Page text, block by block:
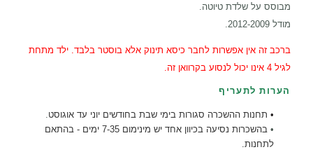
מבוסס על שלדת טיוטה.
מודל 2012-2009.
ברכב זה אין אפשרות לחבר כיסא תינוק אלא בוסטר בלבד. ילד מתחת
לגיל 4 אינו יכול לנסוע בקרוואן זה.
הערות לתעריף
• תחנות ההשכרה סגורות בימי שבת בחודשים יוני עד אוגוסט
•
בהשכרות נסיעה בכיוון אחד יש מינימום 7-35 ימים - בהתאם
לתחנות.